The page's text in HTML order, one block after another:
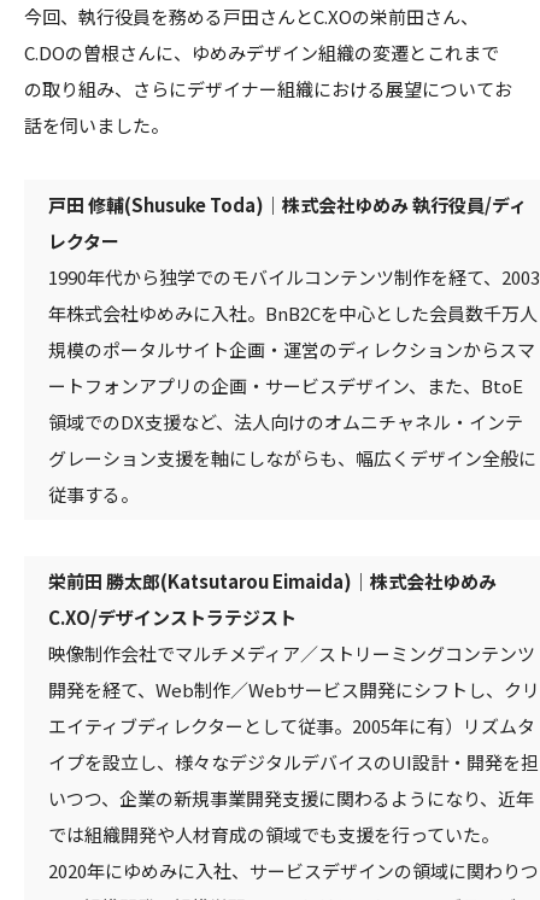
今回、執行役員を務める戸田さんとC.XOの栄前田さん、
C.DOの曽根さんに、ゆめみデザイン組織の変遷とこれまで
の取り組み、さらにデザイナー組織における展望についてお
話を伺いました。
戸田 修輔(Shusuke Toda)｜株式会社ゆめみ 執行役員/ディ
レクター
1990年代から独学でのモバイルコンテンツ制作を経て、2003
年株式会社ゆめみに入社。BnB2Cを中心とした会員数千万人
規模のポータルサイト企画・運営のディレクションからスマ
ートフォンアプリの企画・サービスデザイン、また、BtoE
領域でのDX支援など、法人向けのオムニチャネル・インテ
グレーション支援を軸にしながらも、幅広くデザイン全般に
従事する。
栄前田 勝太郎(Katsutarou Eimaida)｜株式会社ゆめみ
C.XO/デザインストラテジスト
映像制作会社でマルチメディア／ストリーミングコンテンツ
開発を経て、Web制作／Webサービス開発にシフトし、クリ
エイティブディレクターとして従事。2005年に有）リズムタ
イプを設立し、様々なデジタルデバイスのUI設計・開発を担
いつつ、企業の新規事業開発支援に関わるようになり、近年
では組織開発や人材育成の領域でも支援を行っていた。
2020年にゆめみに入社、サービスデザインの領域に関わりつ